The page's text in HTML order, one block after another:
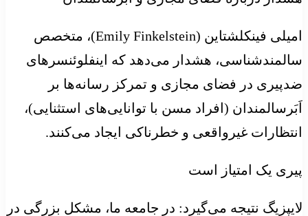
امیلی فینکلشتاین (Emily Finkelstein)، متخصص
سالمندشناسی، هشدار می‌دهد که اینفلوئنسرهای
ضدپیری در فضای مجازی و تمرکز رسانه‌ها بر
اَبَرسالمندان (افراد مسن با توانایی‌های استثنایی)،
انتظارات غیرواقعی و خطرناکی ایجاد می‌کنند.
پیری یک امتیاز است
لایپزیگ نتیجه می‌گیرد: در جامعه ما، مشکل بزرگی در